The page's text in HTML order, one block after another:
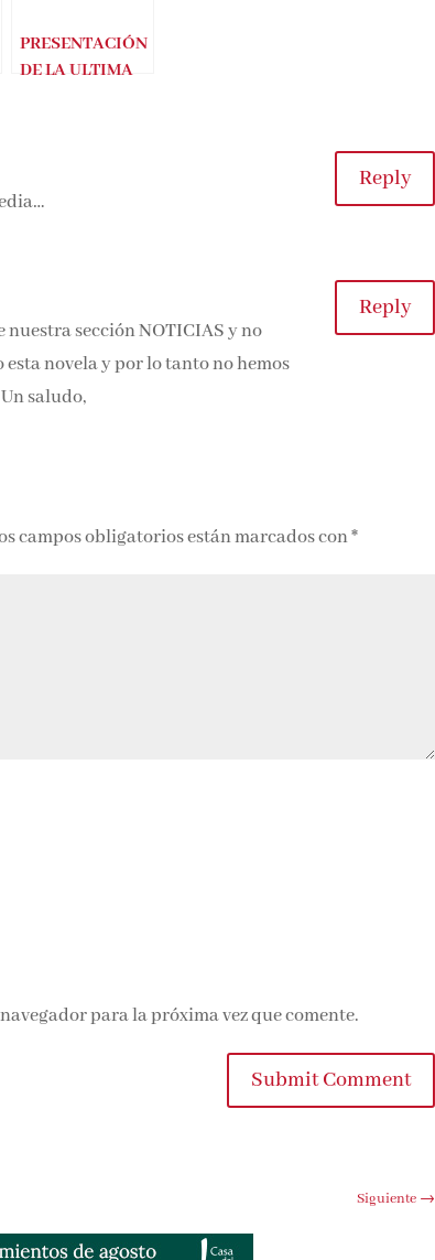
PRESENTACIÓN
DE LA ULTIMA
Reply
nuestra sección NOTICIAS y no
esta novela y por lo tanto no hemos
saludo,
Reply
campos obligatorios están marcados con*
para la próxima vez que comente.
Submit Comment
Siguiente→